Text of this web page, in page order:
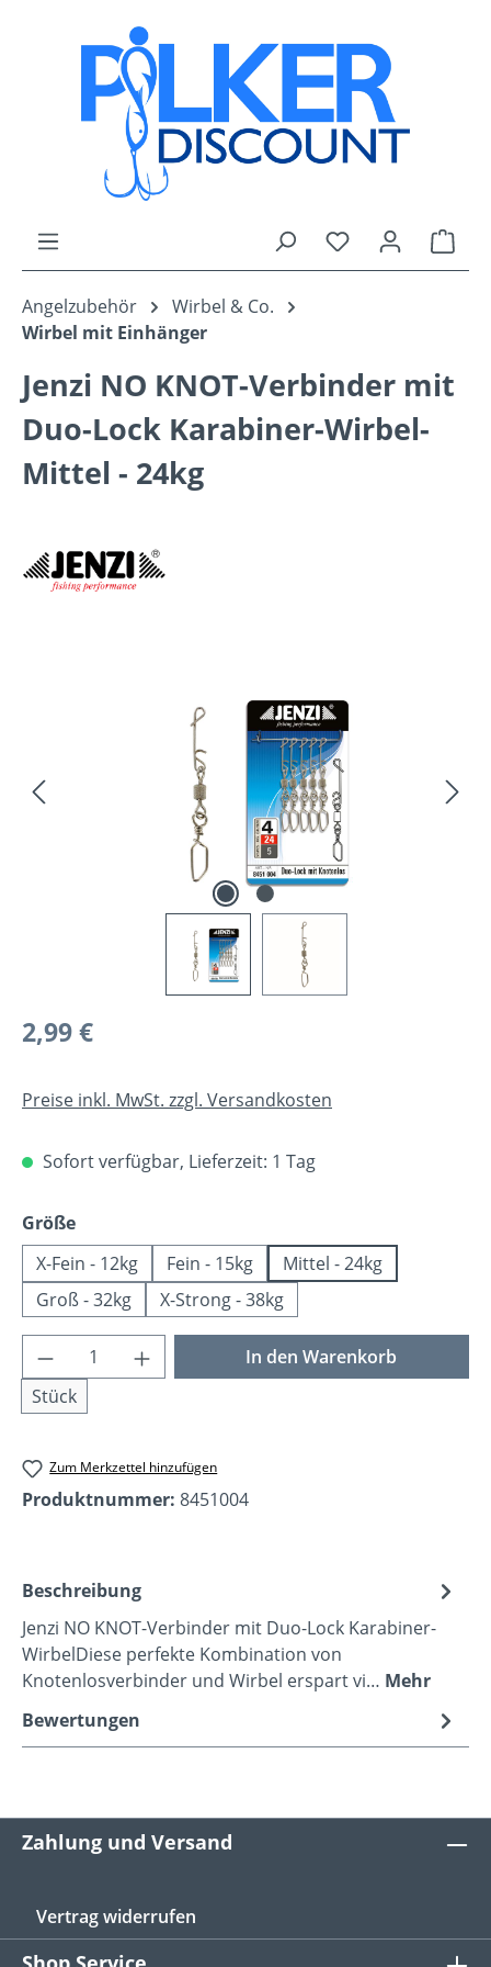
Zum Hauptinhalt springen
Du hast 0
Angelzubehör
Wirbel & Co.
Wirbel mit Einhänger
Jenzi NO KNOT-Verbinder mit
Duo-Lock Karabiner-Wirbel-
Mittel - 24kg
Regulärer Preis:
2,99 €
Preise inkl. MwSt. zzgl. Versandkosten
Sofort verfügbar, Lieferzeit: 1 Tag
Größeauswählen
X-Fein - 12kg
Fein - 15kg
Mittel - 24kg
Groß - 32kg
X-Strong - 38kg
Produkt Anzahl: Gib den gewünschten
Stück
In den Warenkorb
Zum Merkzettel hinzufügen
Produktnummer: 8451004
Beschreibung
Jenzi NO KNOT-Verbinder mit Duo-Lock Karabiner-
WirbelDiese perfekte Kombination von
Knotenlosverbinder und Wirbel erspart vi… Mehr
Bewertungen
Zahlung und Versand
Vertrag widerrufen